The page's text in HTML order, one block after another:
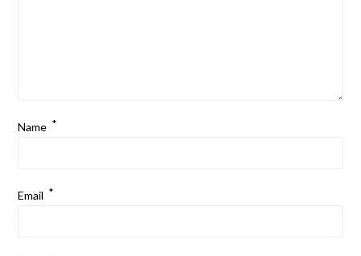
Name *
Email *